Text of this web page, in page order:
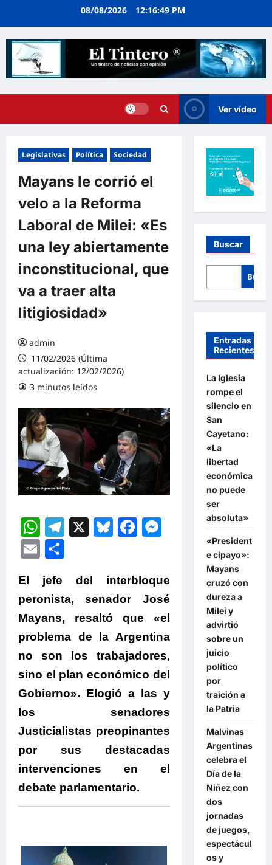
08/08/2026 12:16:50 PM
Ver vídeo
Legislativas Política Sociedad
Mayans le corrió el
velo a la Reforma
Laboral de Milei: «Es
una ley abiertamente
inconstitucional, que
va a traer alta
litigiosidad»
admin
11/02/2026 (Última
actualización: 12/02/2026)
3 minutos leídos
WhatsApp
Telegram
X Bluesky
Facebook
Messenger
Email
El jefe del interbloque
peronista, senador José
Mayans, resaltó que «el
problema de la Argentina
no son los trabajadores,
sino el plan económico del
Gobierno». Elogió a las y
los senadores
Justicialistas preopinantes
por sus destacadas
intervenciones en el
debate parlamentario.
Buscar
Entradas
Recientes
La Iglesia
rompe el
silencio en
San
Cayetano:
«La
libertad
económica
no puede
ser
absoluta»
«President
e cipayo»:
Mayans
cruzó con
dureza a
Milei y
advirtió
sobre un
juicio
político
por
traición a
la Patria
Malvinas
Argentinas
celebra el
Día de la
Niñez con
dos
jornadas
de juegos,
espectácul
os y